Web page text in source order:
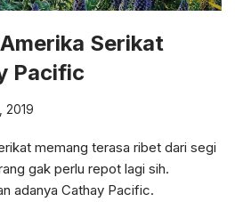
Serikat
Pacific
2019
memang terasa ribet dari segi
gak perlu repot lagi sih.
adanya Cathay Pacific.